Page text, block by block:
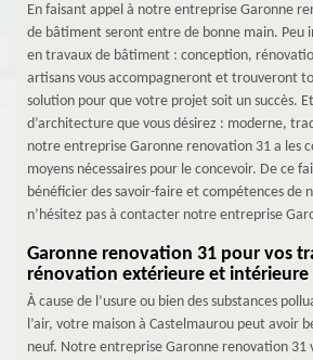
En faisant appel à notre entreprise Garonne
de bâtiment seront entre de bonne main. Peu
en travaux de bâtiment : conception,
artisans vous accompagneront et trouveront
solution pour que votre projet soit un succès.
d’architecture que vous désirez : moderne,
notre entreprise Garonne renovation 31 a les
moyens nécessaires pour le concevoir. De ce
bénéficier des savoir-faire et compétences de
n’hésitez pas à contacter notre entreprise
Garonne renovation 31 pour vos
rénovation extérieure et intérieure
À cause de l’usure ou bien des substances
l’air, votre maison à Castelmaurou peut avoir
neuf. Notre entreprise Garonne renovation 31